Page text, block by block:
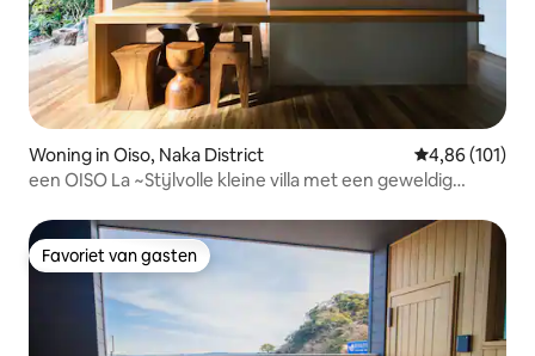
Woning in Oiso, Naka District Gemiddelde
4,86 (101)
een OISO La ~Stijlvolle kleine villa met een geweldig
Favoriet van gasten
Favoriet van gasten